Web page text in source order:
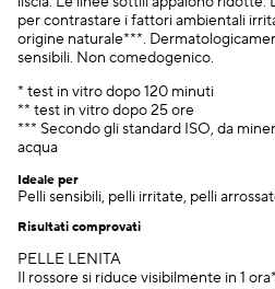
per contrastare i fattori ambientali
origine naturale***.
sensibili. Non comedogenico.
* test in vitro dopo 120 minuti
** test in vitro dopo 25 ore
*** Secondo gli standard ISO, da
acqua
Ideale per
Pelli sensibili, pelli irritate, pelli
Risultati comprovati
PELLE LENITA
Il rossore si riduce visibilmente in 1